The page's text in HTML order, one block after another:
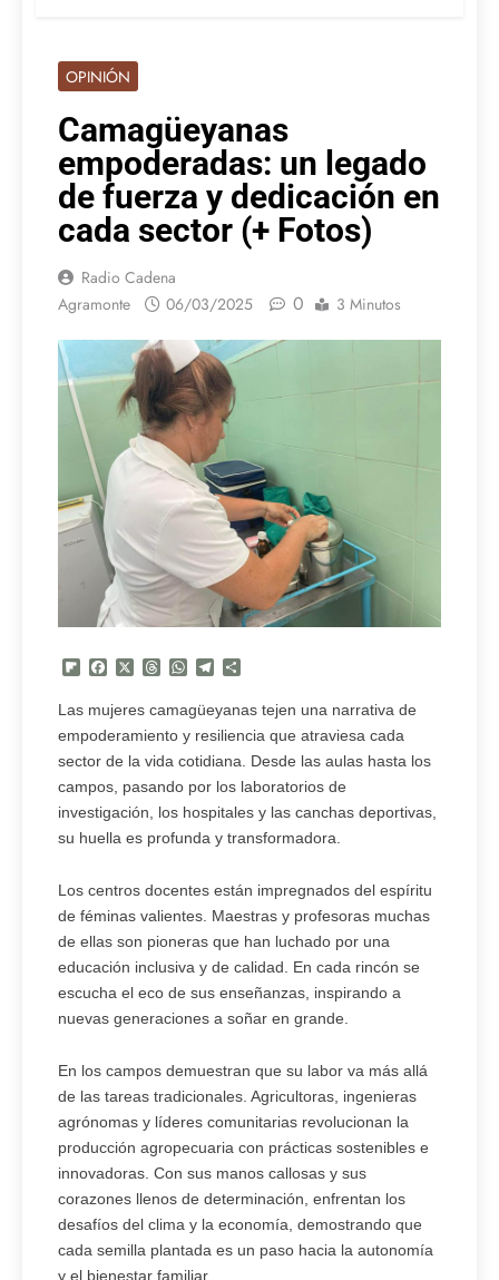
OPINIÓN
Camagüeyanas
empoderadas: un legado
de fuerza y dedicación en
cada sector (+ Fotos)
Radio Cadena
Agramonte
06/03/2025 0 3 Minutos
Flipboard
FacebookThreadsWhatsApp
Telegram
Las mujeres camagüeyanas tejen una narrativa de
empoderamiento y resiliencia que atraviesa cada
sector de la vida cotidiana. Desde las aulas hasta los
campos, pasando por los laboratorios de
investigación, los hospitales y las canchas deportivas,
su huella es profunda y transformadora.
Los centros docentes están impregnados del espíritu
de féminas valientes. Maestras y profesoras muchas
de ellas son pioneras que han luchado por una
educación inclusiva y de calidad. En cada rincón se
escucha el eco de sus enseñanzas, inspirando a
nuevas generaciones a soñar en grande.
En los campos demuestran que su labor va más allá
de las tareas tradicionales. Agricultoras, ingenieras
agrónomas y líderes comunitarias revolucionan la
producción agropecuaria con prácticas sostenibles e
innovadoras. Con sus manos callosas y sus
corazones llenos de determinación, enfrentan los
desafíos del clima y la economía, demostrando que
cada semilla plantada es un paso hacia la autonomía
y el bienestar familiar.